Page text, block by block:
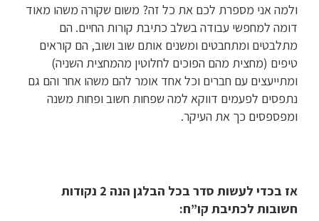
ולמה אני מספרת לכם את כל זה? משום שקורה משהו מאוד
דומה למחפשי עבודה בשלב כתיבת קורות החיים. הם
מתלבטים ומתחבטים ומשנים אותם שוב ושוב, הם קוראים
טיפים (מחצית מהם הפוכים לחלוטין מהמחצית השניה)
ומתייעצים עם חברים וכל אחד אומר להם משהו אחר והם גם
נתפסים לפעמים דווקא למה שפחות חשוב ופחות משנה
ומפספסים כך את העיקר.
אז בכדי לעשות סדר בכל הבלגן הנה 2 נקודות
חשובות לכתיבת קו”ח: